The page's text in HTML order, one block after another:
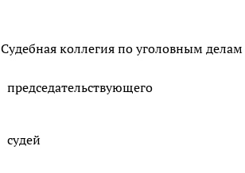
Судебная коллегия по уголовным
председательствующего
судей